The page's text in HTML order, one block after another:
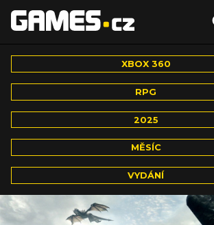
XBOX 360
RPG
2025
MĚSÍC
VYDÁNÍ